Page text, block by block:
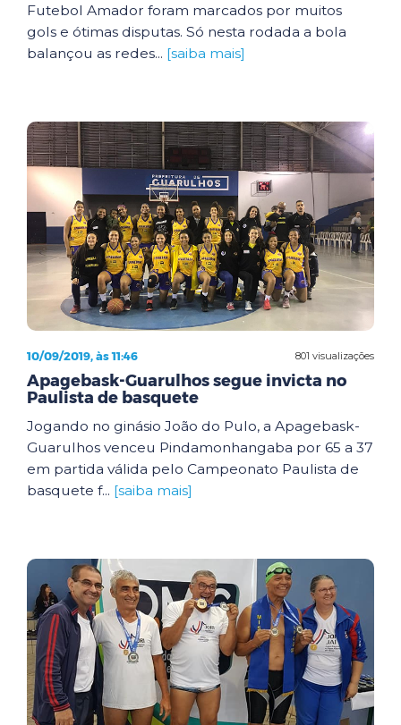
Futebol Amador foram marcados por muitos
gols e ótimas disputas. Só nesta rodada a bola
balançou as redes... [saiba mais]
801 visualizações
10/09/2019, às 11:46
Apagebask-Guarulhos segue invicta no
Paulista de basquete
Jogando no ginásio João do Pulo, a Apagebask-
Guarulhos venceu Pindamonhangaba por 65 a 37
em partida válida pelo Campeonato Paulista de
basquete f... [saiba mais]